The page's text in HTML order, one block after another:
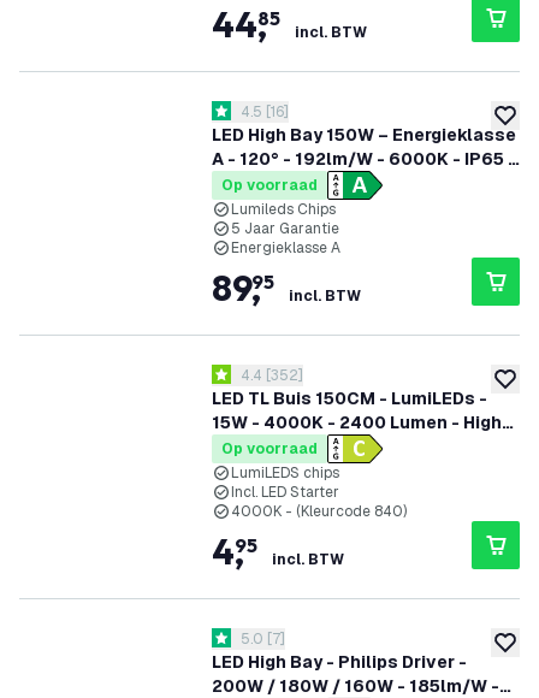
44,
85
incl. BTW
LED High Bay 150W – Energieklasse
A - 120° - 192lm/W - 6000K - IP65 -
Dimbaar - 5 Jaar Garantie
reviews drawer openen
4.5 score sterren
4.5 [16]
Op voorraad
Lumileds Chips
5 Jaar Garantie
Energieklasse A
89,
95
incl. BTW
LED TL Buis 150CM - LumiLEDs -
15W - 4000K - 2400 Lumen - High
Efficiency
reviews drawer openen
4.4 score sterren
4.4 [352]
Op voorraad
LumiLEDS chips
Incl. LED Starter
4000K - (Kleurcode 840)
4,
95
incl. BTW
LED High Bay - Philips Driver -
200W / 180W / 160W - 185lm/W -
reviews drawer openen
5 score sterren
5.0 [7]